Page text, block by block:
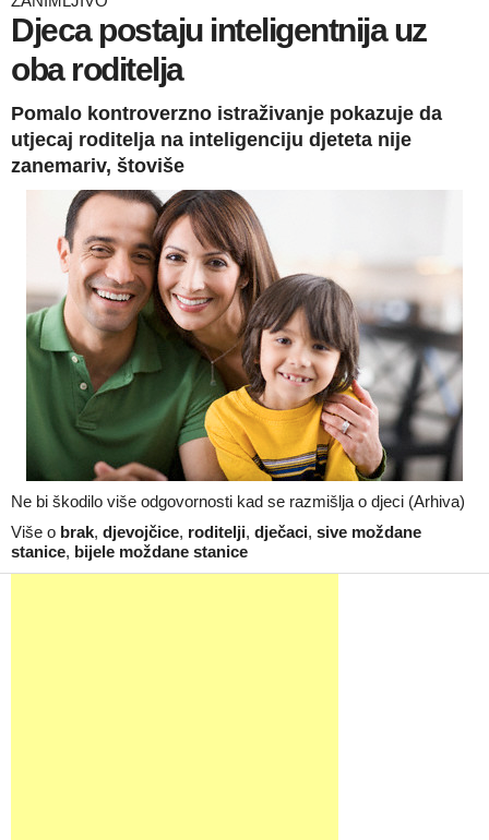
Djeca postaju inteligentnija uz
oba roditelja
Pomalo kontroverzno istraživanje pokazuje da
utjecaj roditelja na inteligenciju djeteta nije
zanemariv, štoviše
Ne bi škodilo više odgovornosti kad se razmišlja o djeci (Arhiva)
Više o brak, djevojčice, roditelji, dječaci, sive moždane
stanice, bijele moždane stanice